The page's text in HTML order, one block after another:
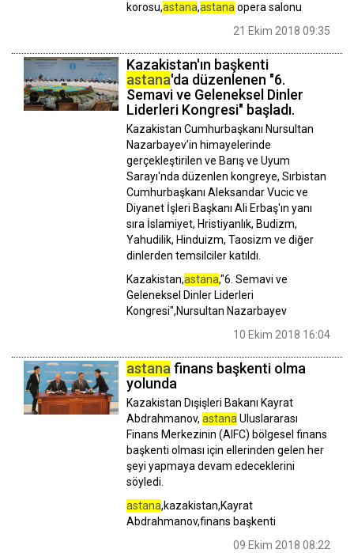
korosu,astana,astanaopera salonu
21 Ekim 2018 09:35
Kazakistan'ın başkenti
astana'da düzenlenen "6.
Semavi ve Geleneksel Dinler
Liderleri Kongresi" başladı.
Kazakistan Cumhurbaşkanı Nursultan
Nazarbayev’in himayelerinde
gerçekleştirilen ve Barış ve Uyum
Sarayı'nda düzenlen kongreye, Sırbistan
Cumhurbaşkanı Aleksandar Vucic ve
Diyanet İşleri Başkanı Ali Erbaş'ın yanı
sıra İslamiyet, Hristiyanlık, Budizm,
Yahudilik, Hinduizm, Taosizm ve diğer
dinlerden temsilciler katıldı.
Kazakistan,astana,"6. Semavi ve
Geleneksel Dinler Liderleri
Kongresi",Nursultan Nazarbayev
10 Ekim 2018 16:04
astana finans başkenti olma
yolunda
Kazakistan Dışişleri Bakanı Kayrat
Abdrahmanov, astana Uluslararası
Finans Merkezinin (AIFC) bölgesel finans
başkenti olması için ellerinden gelen her
şeyi yapmaya devam edeceklerini
söyledi.
astana,kazakistan,Kayrat
Abdrahmanov,finans başkenti
09 Ekim 2018 08:22